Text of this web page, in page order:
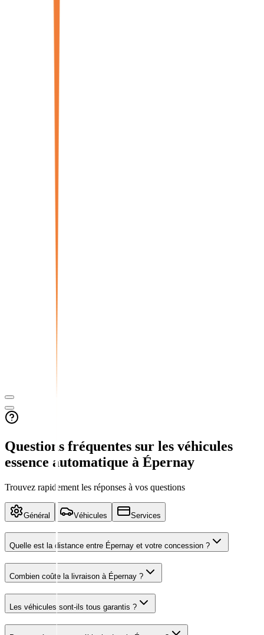
Questions fréquentes sur les véhicules
essence automatique à Épernay
Trouvez rapidement les réponses à vos questions
Général Véhicules Services
Quelle est la distance entre Épernay et votre concession ?
Combien coûte la livraison à Épernay ?
Les véhicules sont-ils tous garantis ?